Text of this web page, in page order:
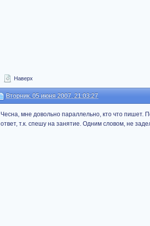
Наверх
Вторник, 05 июня 2007, 21:03:27
Чесна, мне довольно параллельно, кто что
ответ, т.к. спешу на занятие. Одним словом, не